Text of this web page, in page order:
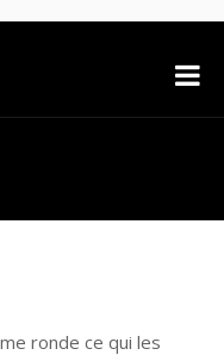
ronde ce qui les